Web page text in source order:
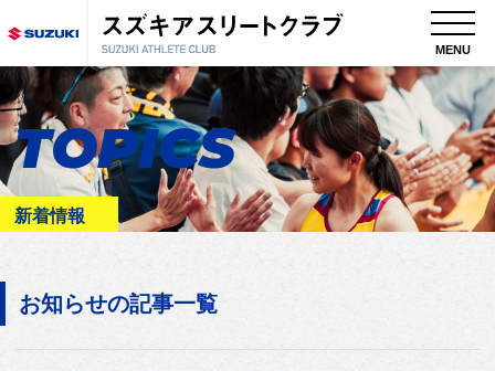
MENU
TOPICS
新着情報
お知らせの記事一覧